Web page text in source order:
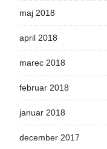
maj 2018
april 2018
marec 2018
februar 2018
januar 2018
december 2017